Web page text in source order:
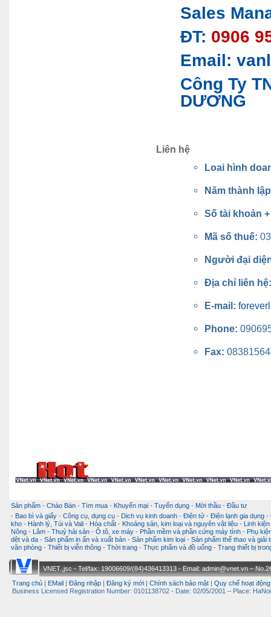
Sales
ĐT: 0906
Email:
Công Ty
DƯƠNG
Liên hệ
Loai hình
Năm thành
Số tài khoản
Mã số thuế:
Người đại
Địa chỉ liên
E-mail:
Phone:
Fax:
Sản phẩm - Chào Bán - Tìm mua - Khuyến mại - Tuyển dụng - Mời thầu - Đầu tư
- Bao bì và giấy - Công cụ, dụng cụ - Dịch vụ kinh doanh - Điện tử - Điện lạnh gia dụng -
kho - Hành lý, Túi và Vali - Hóa chất - Khoáng sản, kim loại và nguyên vật liệu -
Linh
Nông - Lâm - Thuỷ hải sản - Ô tô, xe máy - Phần mềm và phần cứng máy tính - Phụ
dệt và da - Sản phẩm in ấn và xuất bản - Sản phẩm kim loại - Sản phẩm thể thao và giải
văn phòng - Thiết bị viễn thông - Thời trang - Thực phẩm và đồ uống - Trang thiết bị
VNET.,jsc - Tel/fax: 19006609/(84)436413313 - Email: admin@vnet.vn –
Trang chủ
EMail Đăng nhập Đăng ký mới Chính sách bảo mật Quy chế hoạt động
Business Licensed Registration Number: 0101138702 - Date: 02/05/2001 – Place: